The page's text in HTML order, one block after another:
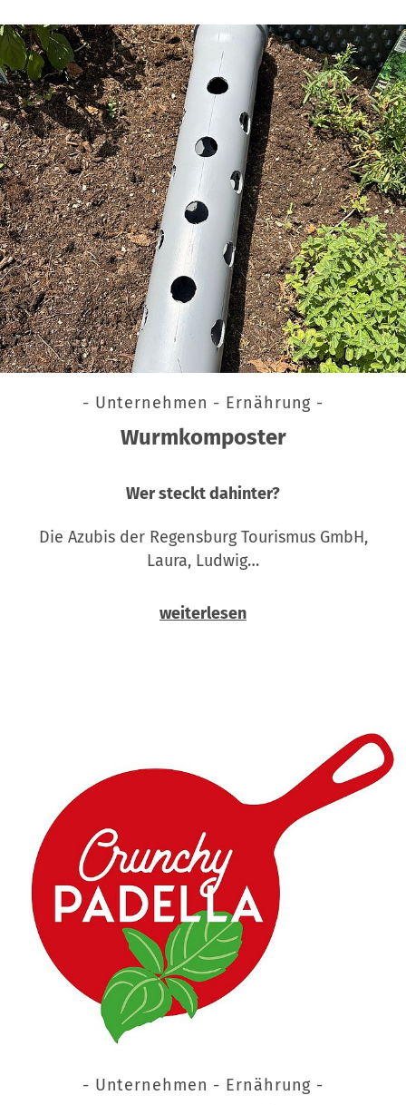
- Unternehmen - Ernährung -
Wurmkomposter
Wer steckt dahinter?
Die Azubis der Regensburg Tourismus GmbH,
Laura, Ludwig…
weiterlesen
- Unternehmen - Ernährung -